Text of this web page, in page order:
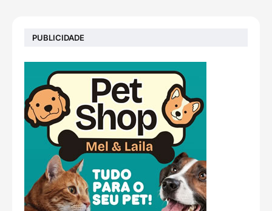
PUBLICIDADE